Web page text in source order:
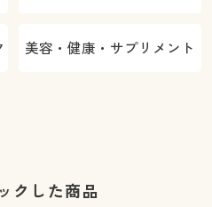
美容・健康・サプリメント
クした商品